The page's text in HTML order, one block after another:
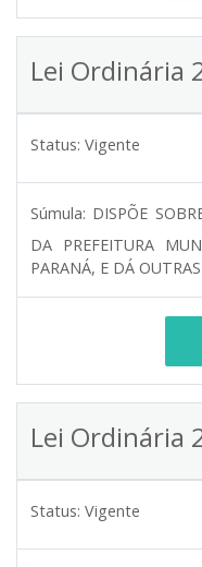
Lei Ordinária
Status: Vigente
Súmula: DISPÕE
DA PREFEITURA
PARANÁ, E DÁ
Lei Ordinária
Status: Vigente